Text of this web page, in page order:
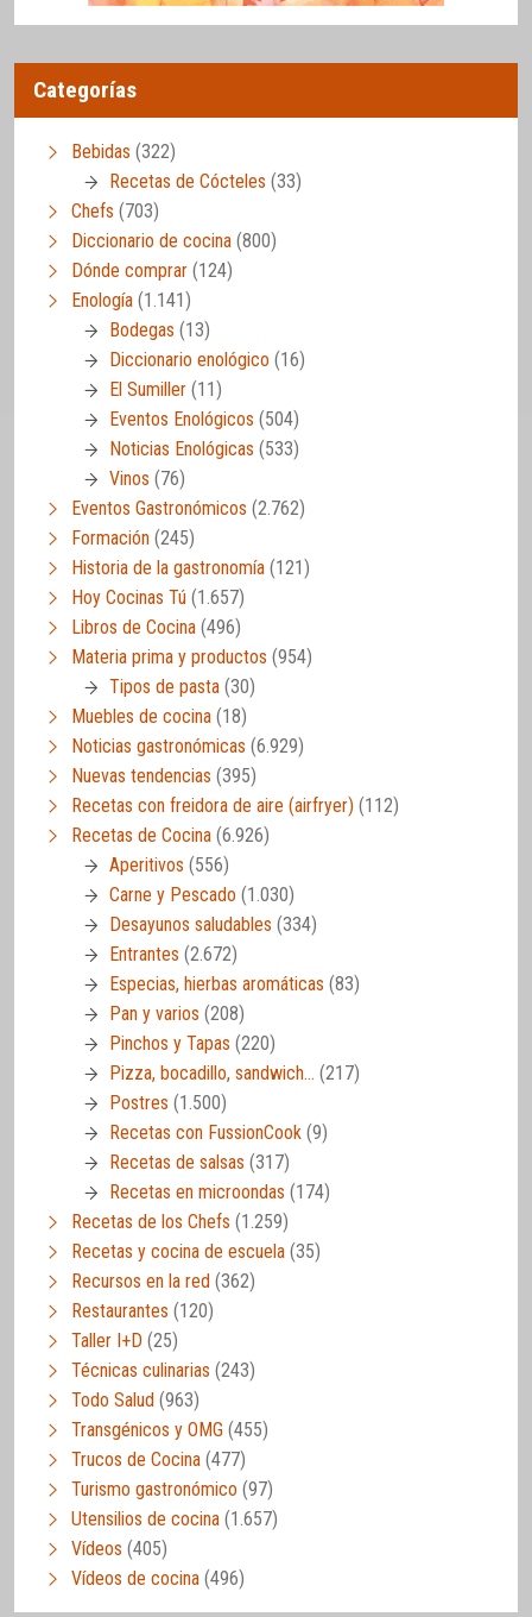
Categorías
Bebidas (322)
Recetas de Cócteles (33)
Chefs (703)
Diccionario de cocina (800)
Dónde comprar (124)
Enología (1.141)
Bodegas (13)
Diccionario enológico (16)
El Sumiller (11)
Eventos Enológicos (504)
Noticias Enológicas (533)
Vinos (76)
Eventos Gastronómicos (2.762)
Formación (245)
Historia de la gastronomía (121)
Hoy Cocinas Tú (1.657)
Libros de Cocina (496)
Materia prima y productos (954)
Tipos de pasta (30)
Muebles de cocina (18)
Noticias gastronómicas (6.929)
Nuevas tendencias (395)
Recetas con freidora de aire (airfryer) (112)
Recetas de Cocina (6.926)
Aperitivos (556)
Carne y Pescado (1.030)
Desayunos saludables (334)
Entrantes (2.672)
Especias, hierbas aromáticas (83)
Pan y varios (208)
Pinchos y Tapas (220)
Pizza, bocadillo, sandwich… (217)
Postres (1.500)
Recetas con FussionCook (9)
Recetas de salsas (317)
Recetas en microondas (174)
Recetas de los Chefs (1.259)
Recetas y cocina de escuela (35)
Recursos en la red (362)
Restaurantes (120)
Taller I+D (25)
Técnicas culinarias (243)
Todo Salud (963)
Transgénicos y OMG (455)
Trucos de Cocina (477)
Turismo gastronómico (97)
Utensilios de cocina (1.657)
Vídeos (405)
Vídeos de cocina (496)